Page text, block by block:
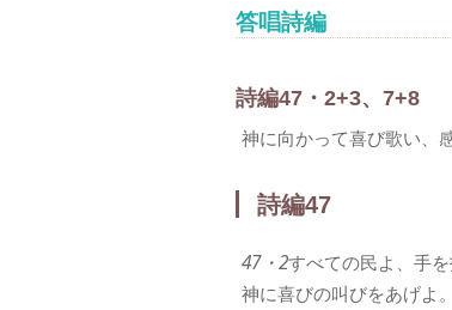
答唱詩編
詩編47・2+3、7+8
神に向かって喜び歌い、
詩編47
47・2すべての民よ、手を
神に喜びの叫びをあげよ。